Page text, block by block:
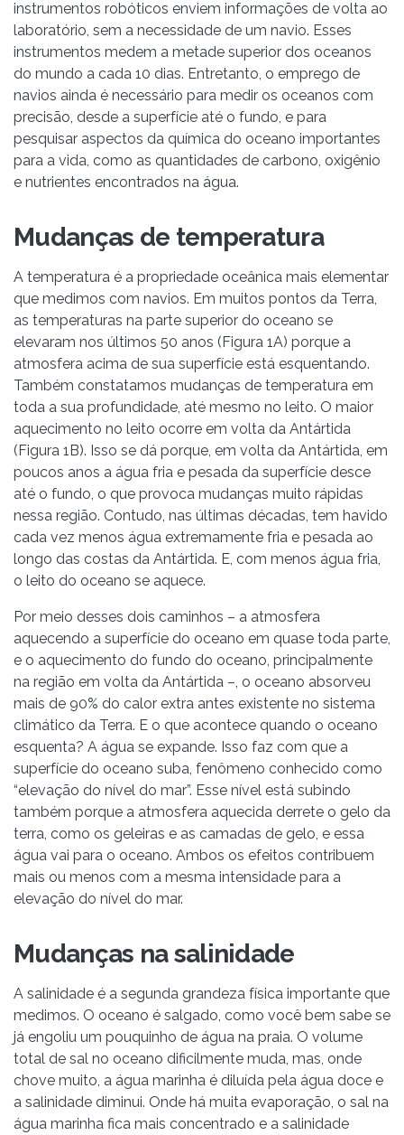
instrumentos robóticos enviem informações de volta ao
laboratório, sem a necessidade de um navio. Esses
instrumentos medem a metade superior dos oceanos
do mundo a cada 10 dias. Entretanto, o emprego de
navios ainda é necessário para medir os oceanos com
precisão, desde a superfície até o fundo, e para
pesquisar aspectos da química do oceano importantes
para a vida, como as quantidades de carbono, oxigênio
e nutrientes encontrados na água.
Mudanças de temperatura
A temperatura é a propriedade oceânica mais elementar
que medimos com navios. Em muitos pontos da Terra,
as temperaturas na parte superior do oceano se
elevaram nos últimos 50 anos (Figura 1A) porque a
atmosfera acima de sua superfície está esquentando.
Também constatamos mudanças de temperatura em
toda a sua profundidade, até mesmo no leito. O maior
aquecimento no leito ocorre em volta da Antártida
(Figura 1B). Isso se dá porque, em volta da Antártida, em
poucos anos a água fria e pesada da superfície desce
até o fundo, o que provoca mudanças muito rápidas
nessa região. Contudo, nas últimas décadas, tem havido
cada vez menos água extremamente fria e pesada ao
longo das costas da Antártida. E, com menos água fria,
o leito do oceano se aquece.
Por meio desses dois caminhos – a atmosfera
aquecendo a superfície do oceano em quase toda parte,
e o aquecimento do fundo do oceano, principalmente
na região em volta da Antártida –, o oceano absorveu
mais de 90% do calor extra antes existente no sistema
climático da Terra. E o que acontece quando o oceano
esquenta? A água se expande. Isso faz com que a
superfície do oceano suba, fenômeno conhecido como
“elevação do nível do mar”. Esse nível está subindo
também porque a atmosfera aquecida derrete o gelo da
terra, como os geleiras e as camadas de gelo, e essa
água vai para o oceano. Ambos os efeitos contribuem
mais ou menos com a mesma intensidade para a
elevação do nível do mar.
Mudanças na salinidade
A salinidade é a segunda grandeza física importante que
medimos. O oceano é salgado, como você bem sabe se
já engoliu um pouquinho de água na praia. O volume
total de sal no oceano dificilmente muda, mas, onde
chove muito, a água marinha é diluída pela água doce e
a salinidade diminui. Onde há muita evaporação, o sal na
água marinha fica mais concentrado e a salinidade